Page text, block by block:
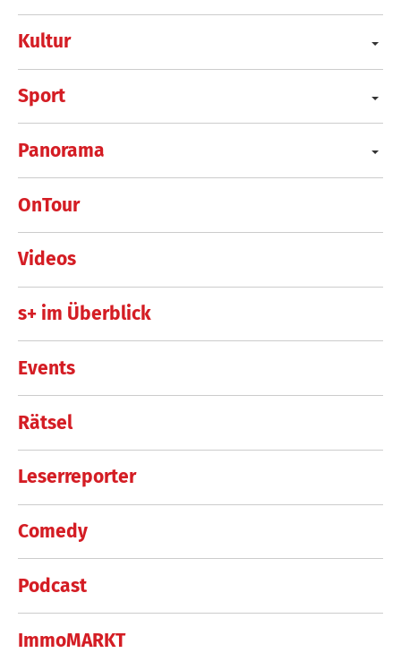
Kultur
Sport
Panorama
OnTour
Videos
s+ im Überblick
Events
Rätsel
Leserreporter
Comedy
Podcast
ImmoMARKT